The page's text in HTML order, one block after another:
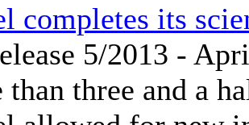
completes its
5/2013 -
than three and a